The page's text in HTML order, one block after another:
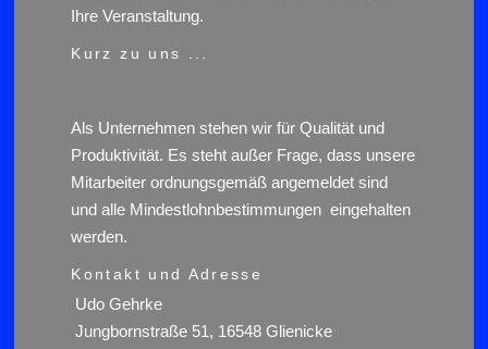
Ihre Veranstaltung.
Kurz zu uns ...
Als Unternehmen stehen wir für Qualität und
Produktivität. Es steht außer Frage, dass unsere
Mitarbeiter ordnungsgemäß angemeldet sind
und alle Mindestlohnbestimmungen eingehalten
werden.
Kontakt und Adresse
Udo Gehrke
Jungbornstraße 51, 16548 Glienicke